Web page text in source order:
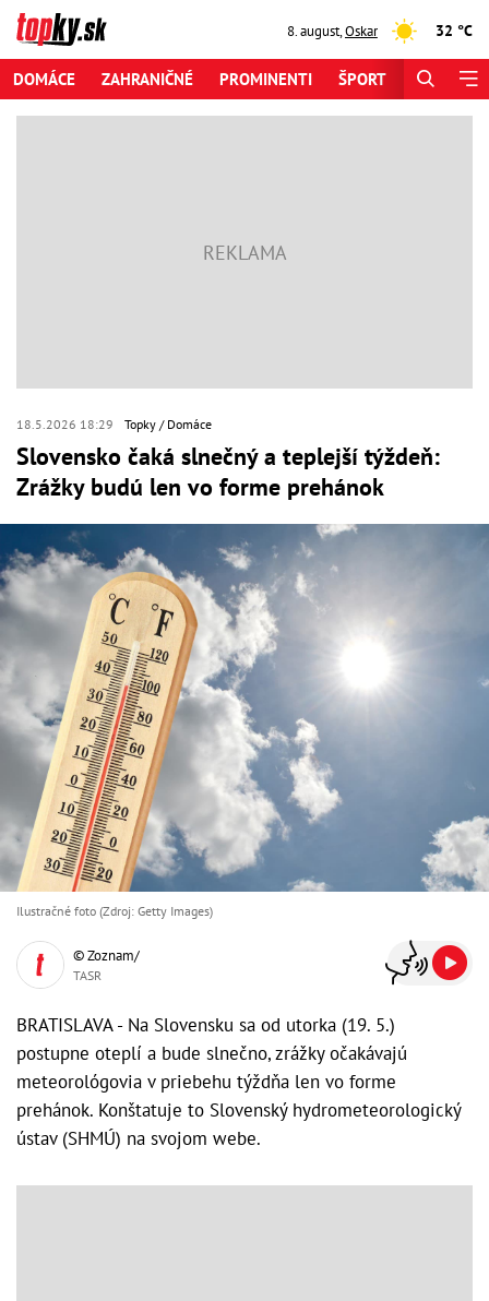
8. august,Oskar 32 °C
DOMÁCE ZAHRANIČNÉ PROMINENTI ŠPORT
18.5.2026 18:29 Topky Domáce
Slovensko čaká slnečný a teplejší týždeň:
Zrážky budú len vo forme prehánok
Ilustračné foto (Zdroj: Getty Images)
© Zoznam/
TASR
BRATISLAVA - Na Slovensku sa od utorka (19. 5.)
postupne oteplí a bude slnečno, zrážky očakávajú
meteorológovia v priebehu týždňa len vo forme
prehánok. Konštatuje to Slovenský hydrometeorologický
ústav (SHMÚ) na svojom webe.